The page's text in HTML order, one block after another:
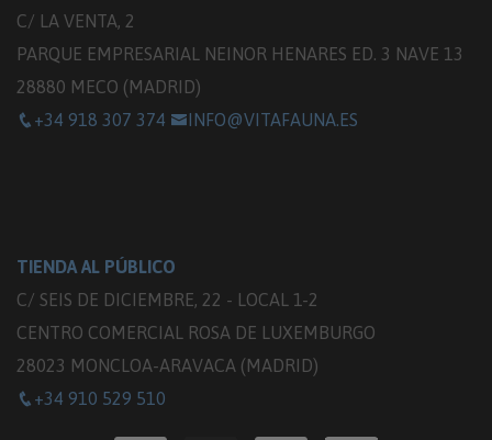
C/ LA VENTA, 2
PARQUE EMPRESARIAL NEINOR HENARES ED. 3 NAVE 13
28880 MECO (MADRID)
+34 918 307 374
INFO@VITAFAUNA.ES
TIENDA AL PÚBLICO
C/ SEIS DE DICIEMBRE, 22 - LOCAL 1-2
CENTRO COMERCIAL ROSA DE LUXEMBURGO
28023 MONCLOA-ARAVACA (MADRID)
+34 910 529 510